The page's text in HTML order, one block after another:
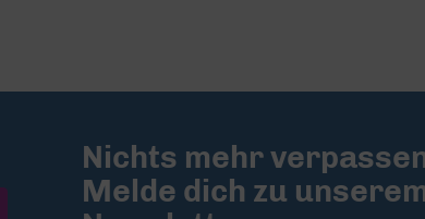
Nichts mehr
Melde dich zu